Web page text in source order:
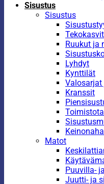
Sisustus
Sisustus
Tekokasvit
Ruukut ja
Lyhdyt
Kynttilät
Kranssit
Matot
Puuvilla-
Juutti- ja